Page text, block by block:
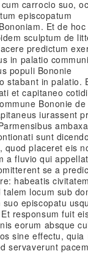
carrocio suo,
episcopatum
Et de hoc
sculptum de
predictum
in palatio
populi Bononie
stabant in palatio.
et capitaneo
Bononie
iurassent
sunt
quod placeret eis
a fluvio qui
se a
habeatis
locum sub
episcopatu
responsum fuit
eorum absque
sine effectu, quia
servaverunt